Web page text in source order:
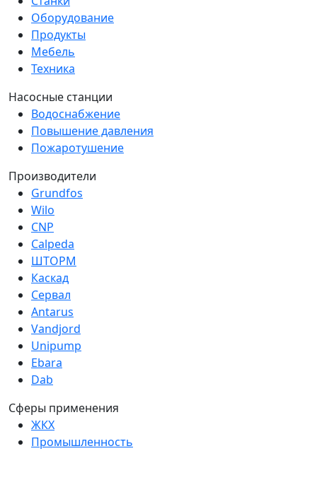
Оборудование
Продукты
Мебель
Техника
Насосные станции
Водоснабжение
Повышение давления
Пожаротушение
Производители
Grundfos
Wilo
CNP
Calpeda
ШТОРМ
Каскад
Сервал
Antarus
Vandjord
Unipump
Ebara
Dab
Сферы применения
ЖКХ
Промышленность